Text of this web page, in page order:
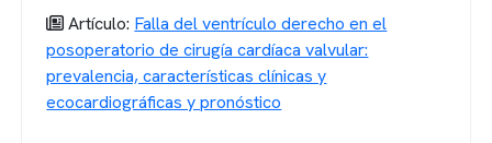
Artículo: Falla del ventrículo derecho en el
posoperatorio de cirugía cardíaca valvular:
prevalencia, características clínicas y
ecocardiográficas y pronóstico